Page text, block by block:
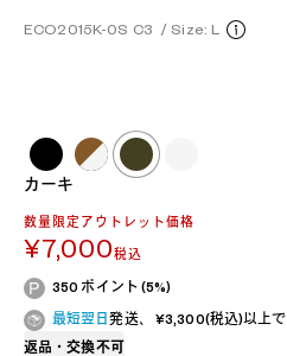
ECO2015K-0S C3 / Size: L
カーキ
数量限定アウトレット価格
¥7,000 税込
350 ポイント (5%)
最短翌日発送、 ¥3,300(税込)以上で
返品・交換不可